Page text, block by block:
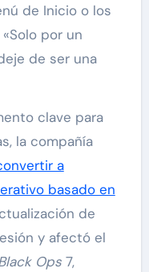
de Inicio o los
por un
de ser una
clave para
la compañía
a
basado en
de
y afectó el
Ops7,